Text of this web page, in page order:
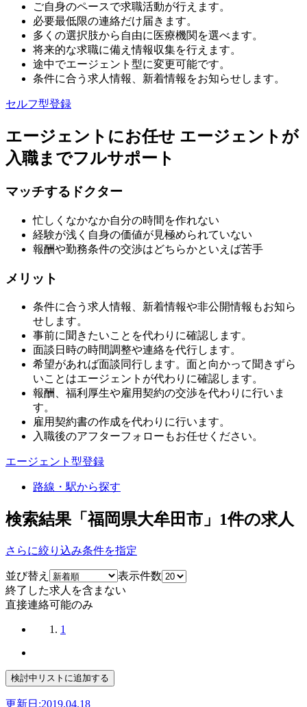
ご自身のペースで求職活動が行えます。
必要最低限の連絡だけ届きます。
多くの選択肢から自由に医療機関を選べます。
将来的な求職に備え情報収集を行えます。
途中でエージェント型に変更可能です。
条件に合う求人情報、新着情報をお知らせします。
セルフ型登録
エージェントにお任せ エージェントが
入職までフルサポート
マッチするドクター
忙しくなかなか自分の時間を作れない
経験が浅く自身の価値が見極められていない
報酬や勤務条件の交渉はどちらかといえば苦手
メリット
条件に合う求人情報、新着情報や非公開情報もお知ら
せします。
事前に聞きたいことを代わりに確認します。
面談日時の時間調整や連絡を代行します。
希望があれば面談同行します。面と向かって聞きずら
いことはエージェントが代わりに確認します。
報酬、福利厚生や雇用契約の交渉を代わりに行いま
す。
雇用契約書の作成を代わりに行います。
入職後のアフターフォローもお任せください。
エージェント型登録
路線・駅から探す
検索結果「福岡県大牟田市」 1件の求人
さらに絞り込み条件を指定
並び替え
表示件数
終了した求人を含まない
直接連絡可能のみ
1
更新日:2019.04.18